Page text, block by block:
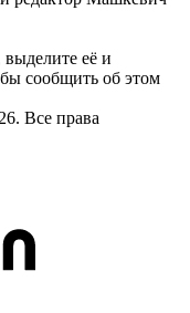
её и
сообщить об этом
Все права